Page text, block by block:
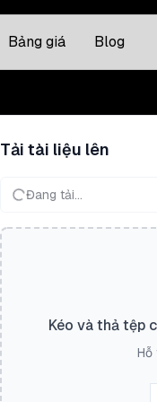
Bảng giá Blog
Tải tài liệu lên
Đang tải...
Kéo và thả tệp
Hỗ